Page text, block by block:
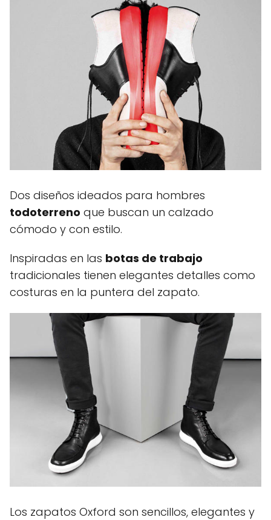
Dos diseños ideados para hombres
todoterreno que buscan un calzado
cómodo y con estilo.
Inspiradas en las botas de trabajo
tradicionales tienen elegantes detalles como
costuras en la puntera del zapato.
Los zapatos Oxford son sencillos, elegantes y